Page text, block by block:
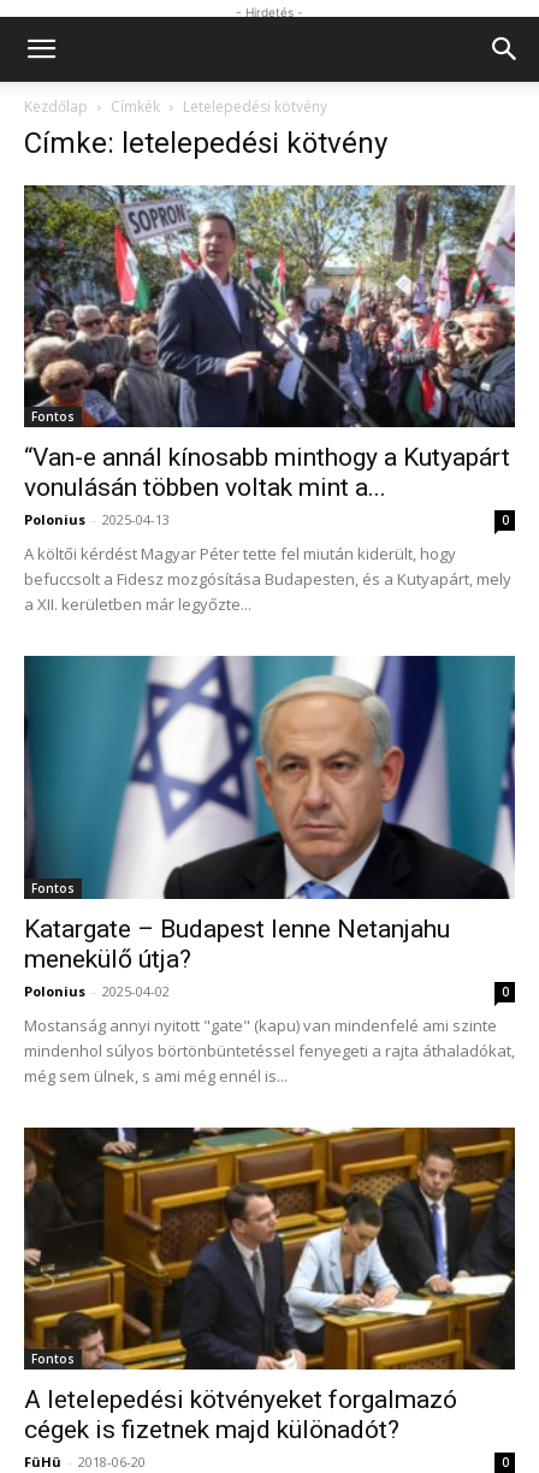
- Hirdetés -
Kezdőlap Címkék Letelepedési kötvény
Címke: letelepedési kötvény
Fontos
“Van-e annál kínosabb minthogy a Kutyapárt
vonulásán többen voltak mint a...
Polonius - 2025-04-13 0
A költői kérdést Magyar Péter tette fel miután kiderült, hogy
befuccsolt a Fidesz mozgósítása Budapesten, és a Kutyapárt, mely
a XII. kerületben már legyőzte...
Fontos
Katargate – Budapest lenne Netanjahu
menekülő útja?
Polonius - 2025-04-02 0
Mostanság annyi nyitott "gate" (kapu) van mindenfelé ami szinte
mindenhol súlyos börtönbüntetéssel fenyegeti a rajta áthaladókat,
még sem ülnek, s ami még ennél is...
Fontos
A letelepedési kötvényeket forgalmazó
cégek is fizetnek majd különadót?
FüHü - 2018-06-20 0